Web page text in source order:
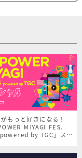
もっと好きになる！
MIYAGI FES.
by TGC」スペ